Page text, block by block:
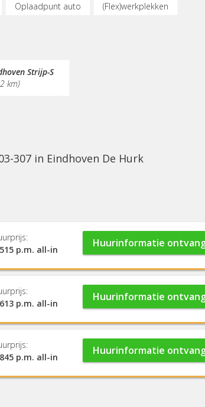
Oplaadpunt auto
(Flex)werkplekken
Strijp-S
km)
307 in Eindhoven De Hurk
p.m. all-in
Huurinformatie
p.m. all-in
Huurinformatie
p.m. all-in
Huurinformatie